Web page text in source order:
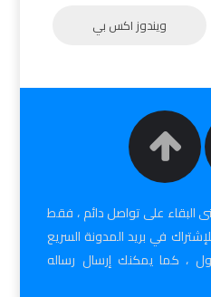
ويندوز اكس بي
البقاء على تواصل دائم ، فقط
في بريد المدونة السريع
، كما يمكنك إرسال رساله